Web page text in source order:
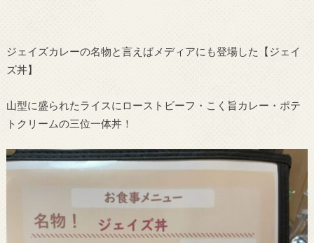
ジェイズカレーの名物と言えばメディアにも登場した【ジェイ
ズ丼】
山型に盛られたライスにローストビーフ・こく旨カレー・ポテ
トクリームの三位一体丼！